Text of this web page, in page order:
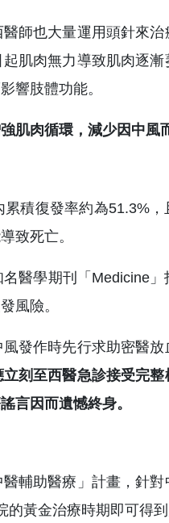
師也大量運用頭針來
肌肉無力導致肌肉逐
響肢體功能。
肌肉循環，減少因中風
積復發率約為51.3%
致死亡。
醫學期刊「Medicine
風險。
發作時先行求助密醫
刻至西醫急診接受完
言因而遺憾終身。
輔助醫療」計畫，針
黃金治療時期即可得